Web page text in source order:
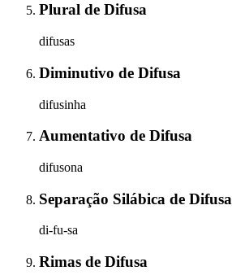
Plural de Difusa
difusas
Diminutivo de Difusa
difusinha
Aumentativo de Difusa
difusona
Separação Silábica de Difusa
di-fu-sa
Rimas de Difusa